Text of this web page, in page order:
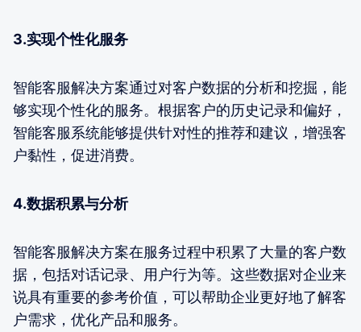
3.实现个性化服务
智能客服解决方案通过对客户数据的分析和挖掘，能
够实现个性化的服务。根据客户的历史记录和偏好，
智能客服系统能够提供针对性的推荐和建议，增强客
户黏性，促进消费。
4.数据积累与分析
智能客服解决方案在服务过程中积累了大量的客户数
据，包括对话记录、用户行为等。这些数据对企业来
说具有重要的参考价值，可以帮助企业更好地了解客
户需求，优化产品和服务。